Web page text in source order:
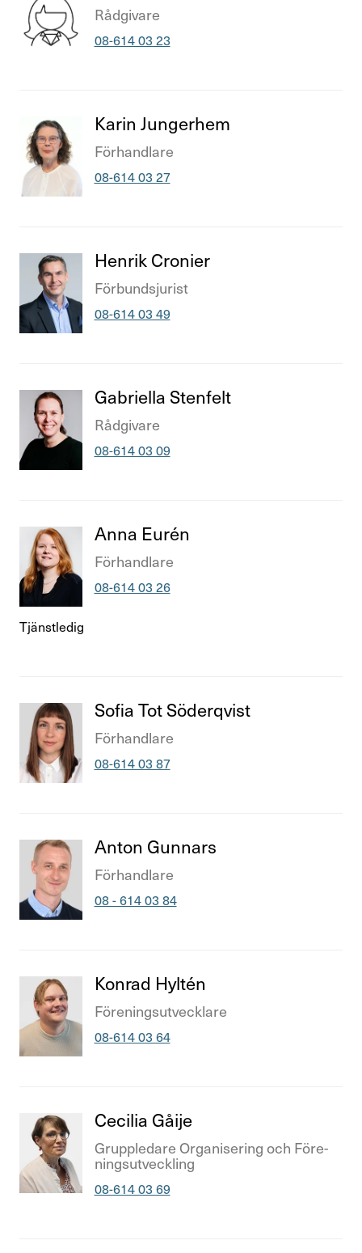
Titel
Rådgi­vare
Telefonnummer
08-614 03 23
Titel
Karin Jung­erhem
Titel
Förhand­lare
Telefonnummer
08-614 03 27
Titel
Henrik Cronier
Titel
Förbundsju­rist
Telefonnummer
08-614 03 49
Titel
Gabri­ella Sten­felt
Titel
Rådgi­vare
Telefonnummer
08-614 03 09
Titel
Anna Eurén
Titel
Förhand­lare
Telefonnummer
08-614 03 26
Tjänstledig
Titel
Sofia Tot Söderqvist
Titel
Förhand­lare
Telefonnummer
08-614 03 87
Titel
Anton Gunnars
Titel
Förhand­lare
Telefonnummer
08 - 614 03 84
Titel
Konrad Hyltén
Titel
Före­nings­ut­veck­lare
Telefonnummer
08-614 03 64
Titel
Cecilia Gåije
Titel
Grupple­dare Orga­ni­se­ring och Före­
nings­ut­veck­ling
Telefonnummer
08-614 03 69